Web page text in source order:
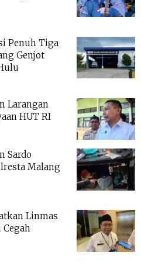
Penuh Tiga
Genjot
Larangan
HUT RI
Sardo
Malang
Linmas